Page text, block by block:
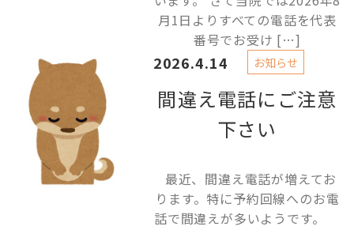
月1日よりすべての電話を代表
番号でお受け […]
間違え電話にご注意
下さい
2026.4.14 お知らせ
最近、間違え電話が増えてお
ります。特に予約回線へのお電
話で間違えが多いようです。